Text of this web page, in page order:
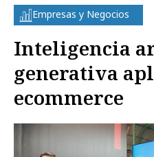
Empresas y Negocios
Inteligencia
generativa
ecommerce